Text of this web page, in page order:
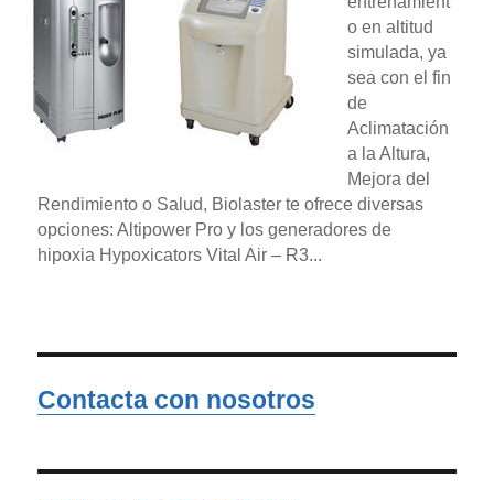
o en altitud
simulada, ya
sea con el fin
de
Aclimatación
a la Altura,
Mejora del
Rendimiento o Salud, Biolaster te ofrece diversas
opciones: Altipower Pro y los generadores de
hipoxia Hypoxicators Vital Air – R3...
Contacta con nosotros